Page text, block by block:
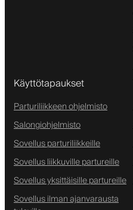
Käyttötapaukset
Parturiliikkeen ohjelmisto
Salongiohjelmisto
Sovellus parturiliikkeille
Sovellus liikkuville partureille
Sovellus yksittäisille partureille
Sovellus ilman ajanvarausta